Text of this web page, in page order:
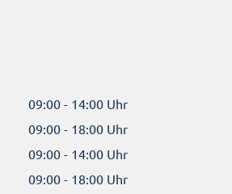
09:00 - 14:00 Uhr
09:00 - 18:00 Uhr
09:00 - 14:00 Uhr
09:00 - 18:00 Uhr